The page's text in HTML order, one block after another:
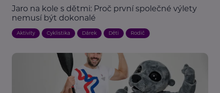
Jaro na kole s dětmi: Proč první společné výlety
nemusí být dokonalé
Aktivity Cyklistika Dárek Děti Rodič